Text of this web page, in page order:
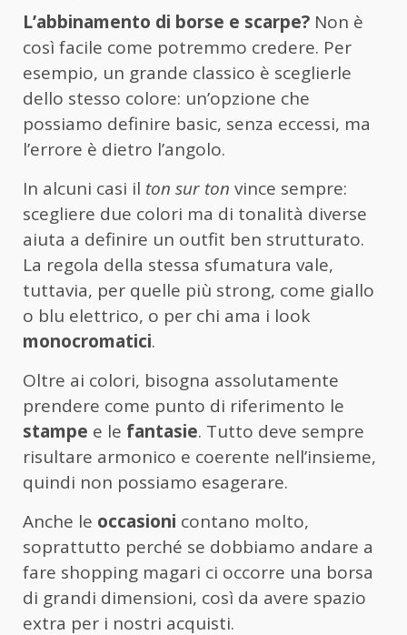
L’abbinamento di borse e scarpe? Non è
così facile come potremmo credere. Per
esempio, un grande classico è sceglierle
dello stesso colore: un’opzione che
possiamo definire basic, senza eccessi, ma
l’errore è dietro l’angolo.
In alcuni casi il ton sur ton vince sempre:
scegliere due colori ma di tonalità diverse
aiuta a definire un outfit ben strutturato.
La regola della stessa sfumatura vale,
tuttavia, per quelle più strong, come giallo
o blu elettrico, o per chi ama i look
monocromatici.
Oltre ai colori, bisogna assolutamente
prendere come punto di riferimento le
stampe e le fantasie. Tutto deve sempre
risultare armonico e coerente nell’insieme,
quindi non possiamo esagerare.
Anche le occasioni contano molto,
soprattutto perché se dobbiamo andare a
fare shopping magari ci occorre una borsa
di grandi dimensioni, così da avere spazio
extra per i nostri acquisti.